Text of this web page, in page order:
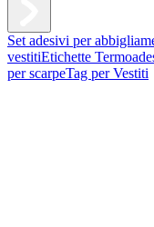
Set adesivi per
vestitiEtichette
per scarpeTag per Vestiti